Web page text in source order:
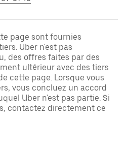
page sont fournies
Uber n'est pas
des offres faites par des
ultérieur avec des tiers
cette page. Lorsque vous
vous concluez un accord
Uber n'est pas partie. Si
contactez directement ce